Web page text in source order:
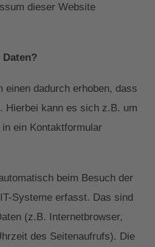
dieser Website
einen dadurch erhoben, dass
Hierbei kann es sich z.B. um
ein Kontaktformular
beim Besuch der
Systeme erfasst. Das sind
(z.B. Internetbrowser,
des Seitenaufrufs). Die